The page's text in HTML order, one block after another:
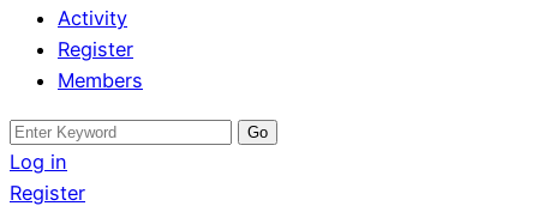
Activity
Register
Members
Search
for:
Log in
Register